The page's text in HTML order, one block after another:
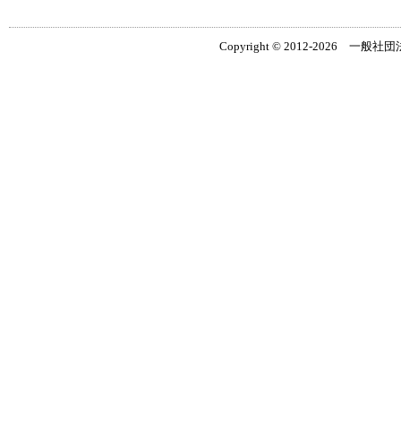
Copyright © 2012-2026 一般社団